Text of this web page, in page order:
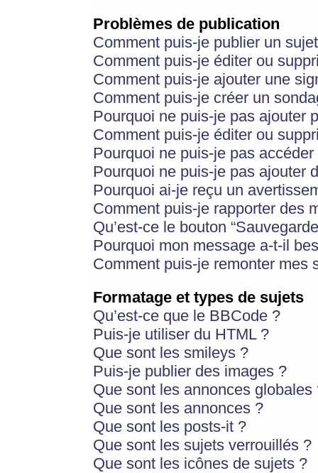
Problèmes de publication
Comment puis-je publier un
Comment puis-je éditer ou
Comment puis-je ajouter une
Comment puis-je créer un
Pourquoi ne puis-je pas ajouter
Comment puis-je éditer ou
Pourquoi ne puis-je pas
Pourquoi ne puis-je pas ajouter
Pourquoi ai-je reçu un
Comment puis-je rapporter des
Qu’est-ce le bouton
Pourquoi mon message a-t-il
Comment puis-je remonter mes
Formatage et types de sujets
Qu’est-ce que le BBCode ?
Puis-je utiliser du HTML ?
Que sont les smileys ?
Puis-je publier des images ?
Que sont les annonces globales
Que sont les annonces ?
Que sont les posts-it ?
Que sont les sujets verrouillés ?
Que sont les icônes de sujets ?